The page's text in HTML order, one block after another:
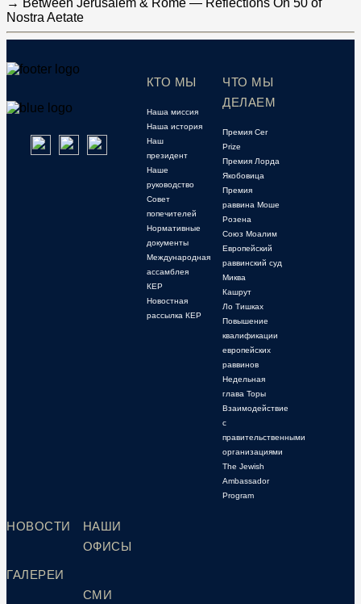
→ Between Jerusalem & Rome — Reflections On 50 of
Nostra Aetate
КТО МЫ
Наша миссия
Наша история
Наш
президент
Наше
руководство
Совет
попечителей
Нормативные
документы
Международная
ассамблея
КЕР
Новостная
рассылка КЕР
ЧТО МЫ
ДЕЛАЕМ
Премия Cer
Prize
Премия Лорда
Якобовица
Премия
раввина Моше
Розена
Союз Моалим
Европейский
раввинский суд
Миква
Кашрут
Ло Тишках
Повышение
квалификации
европейских
раввинов
Недельная
глава Торы
Взаимодействие
с
правительственными
организациями
The Jewish
Ambassador
Program
НОВОСТИ
ГАЛЕРЕИ
НАШИ
ОФИСЫ
СМИ